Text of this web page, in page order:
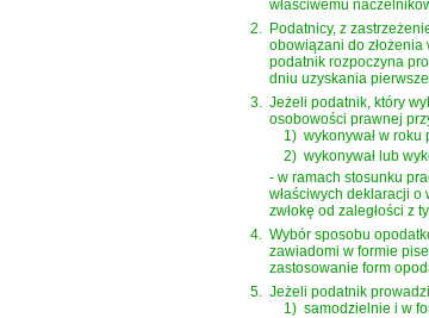
właściwemu
2.
Podatnicy, z
obowiązani do
podatnik rozpoczyna
dniu uzyskania
3.
Jeżeli podatnik, który
osobowości prawnej
1) wykonywał w
2) wykonywał lub
- w ramach stosunku
właściwych deklaracji
zwłokę od zaległości z
4. Wybór sposobu
zawiadomi w formie
zastosowanie form
5. Jeżeli podatnik
1) samodzielnie i w